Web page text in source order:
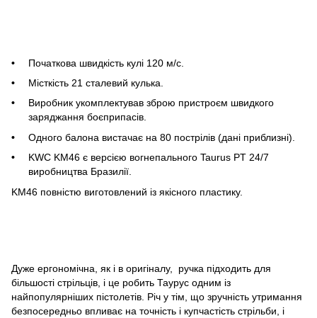
Початкова швидкість кулі 120 м/с.
Місткість 21 сталевий кулька.
Виробник укомплектував зброю пристроєм швидкого
заряджання боєприпасів.
Одного балона вистачає на 80 пострілів (дані приблизні).
KWC KM46 є версією вогнепального Taurus PT 24/7
виробництва Бразилії.
KM46 повністю виготовлений із якісного пластику.
Дуже ергономічна, як і в оригіналу, ручка підходить для
більшості стрільців, і це робить Таурус одним із
найпопулярніших пістолетів. Річ у тім, що зручність утримання
безпосередньо впливає на точність і купчастість стрільби, і